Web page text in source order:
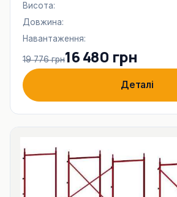
Висота:
Довжина:
Навантаження:
19 776 грн16 480 грн
Деталі